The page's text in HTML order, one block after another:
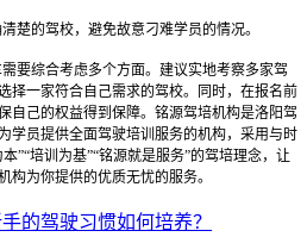
楚的驾校，避免故意刁难学员的情况。
要综合考虑多个方面。建议实地考察多家驾
择一家符合自己需求的驾校。同时，在报名前
自己的权益得到保障。 铭源驾培机构是洛阳驾
学员提供全面驾驶培训服务的机构，采用与时
本”“培训为基”“铭源就是服务”的驾培理念，让
构为你提供的优质无忧的服务。
的驾驶习惯如何培养？